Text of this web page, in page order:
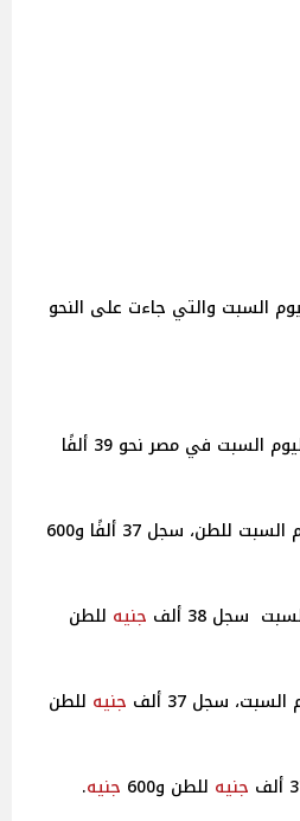
السبت والتي جاءت على النحو
عز اليوم السبت في مصر نحو 39 ألفًا
للطن، سجل 37 ألفًا و600
سجل 38 ألف جنيه للطن
سجل 37 ألف جنيه للطن
جنيه للطن و600 جنيه.